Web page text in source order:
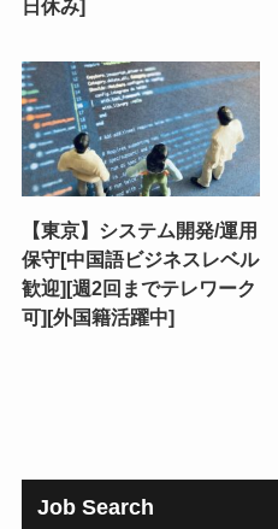
日休み]
【東京】システム開発/運用
保守[中国語ビジネスレベル
歓迎][週2回までテレワーク
可][外国籍活躍中]
Job Search